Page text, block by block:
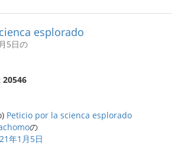
esplorado
5日の
20546
Peticio por la scienca esplorado
の
年1月5日